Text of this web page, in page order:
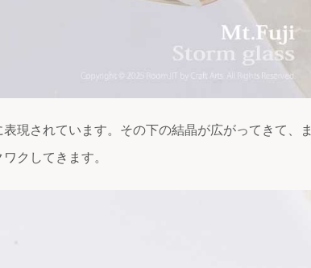
現されています。その下の結晶が広がってきて、ま
クしてきます。